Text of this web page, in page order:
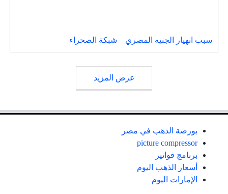
سبب انهيار الجنيه المصري – شبكة الصحراء
عرض المزيد
بورصة الذهب في مصر
picture compressor
برنامج فواتير
أسعار الذهب اليوم
الإمارات اليوم